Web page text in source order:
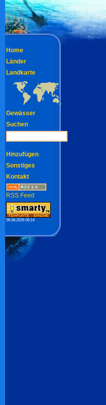
Home
Länder
Landkarte
Gewässer
Suchen
Hinzufügen
Sonstiges
Kontakt
RSS Feed
06.08.2026 06:14